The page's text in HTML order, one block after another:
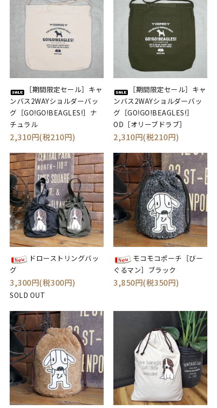
［期間限定セール］キャ
ンバス2WAYショルダーバッ
グ［GO!GO!BEAGLES!］ナ
チュラル
2,310円(税210円)
［期間限定セール］キャ
ンバス2WAYショルダーバッ
グ［GO!GO!BEAGLES!］
OD［オリーブドラブ］
2,310円(税210円)
ドローストリングバッ
グ
3,300円(税300円)
SOLD OUT
モコモコポーチ［びー
ぐるマン］ブラック
3,850円(税350円)